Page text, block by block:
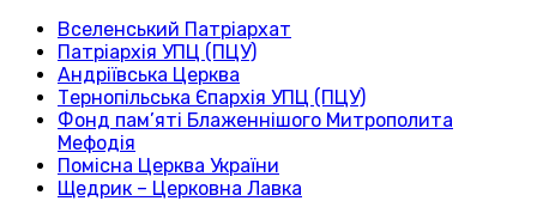
Вселенський Патріархат
Патріархія УПЦ (ПЦУ)
Андріївська Церква
Тернопільська Єпархія УПЦ (ПЦУ)
Фонд пам’яті Блаженнішого Митрополита
Мефодія
Помісна Церква України
Щедрик – Церковна Лавка